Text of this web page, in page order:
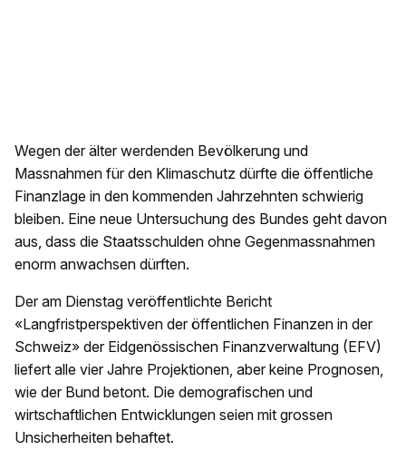
Wegen der älter werdenden Bevölkerung und
Massnahmen für den Klimaschutz dürfte die öffentliche
Finanzlage in den kommenden Jahrzehnten schwierig
bleiben. Eine neue Untersuchung des Bundes geht davon
aus, dass die Staatsschulden ohne Gegenmassnahmen
enorm anwachsen dürften.
Der am Dienstag veröffentlichte Bericht
«Langfristperspektiven der öffentlichen Finanzen in der
Schweiz» der Eidgenössischen Finanzverwaltung (EFV)
liefert alle vier Jahre Projektionen, aber keine Prognosen,
wie der Bund betont. Die demografischen und
wirtschaftlichen Entwicklungen seien mit grossen
Unsicherheiten behaftet.